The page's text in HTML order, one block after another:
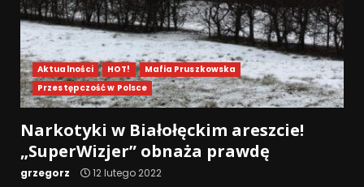
Aktualności HOT!
Mafia Pruszkowska
Przestępczość w Polsce
Narkotyki w Białołęckim areszcie!
„SuperWizjer” obnaża prawdę
grzegorz 12 lutego 2022